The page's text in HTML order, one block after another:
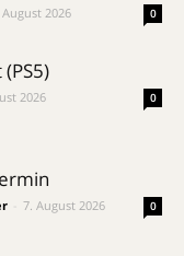
August 2026 0
2026 0
7. August 2026 0